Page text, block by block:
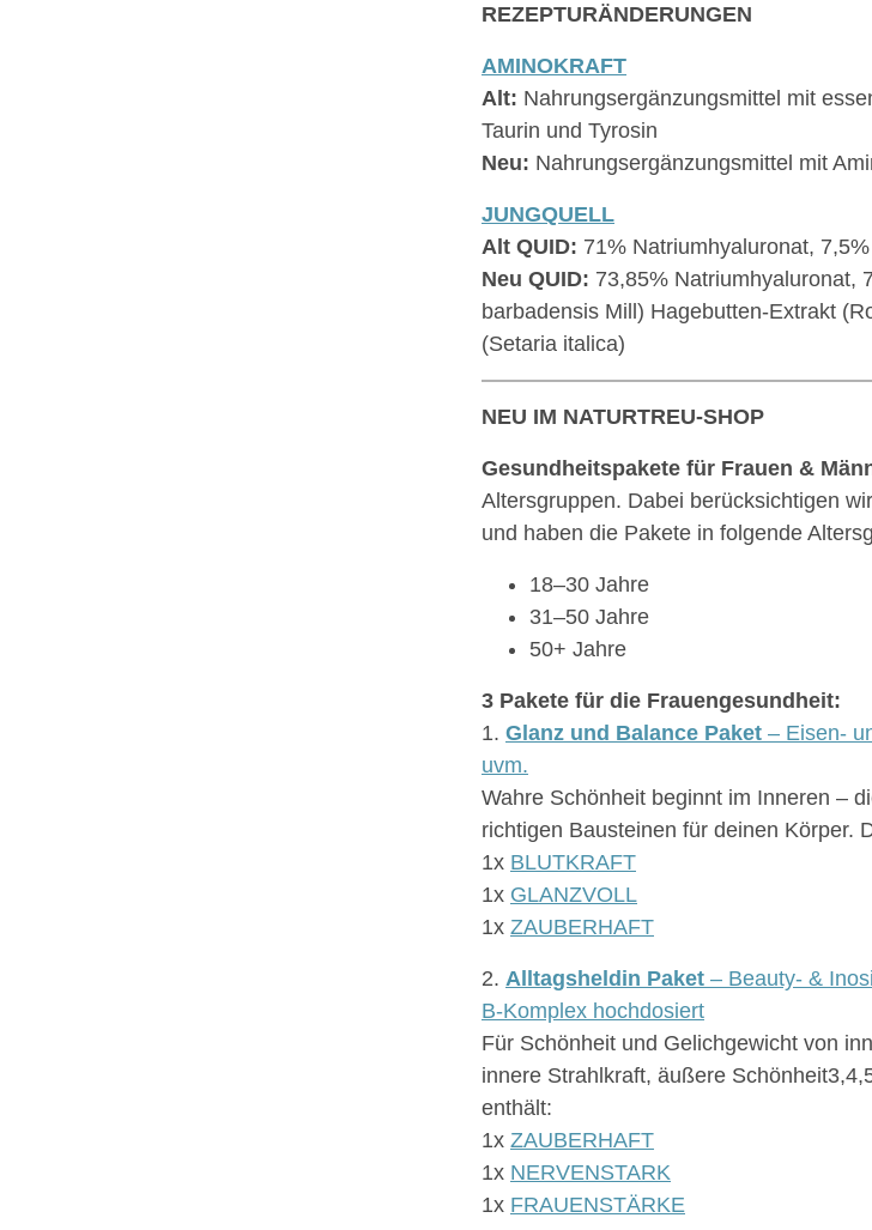
REZEPTURÄNDERUNGEN
AMINOKRAFT
Alt: Nahrungsergänzungsmittel mit
Taurin und Tyrosin
Neu: Nahrungsergänzungsmittel mit
JUNGQUELL
Alt QUID: 71% Natriumhyaluronat,
Neu QUID: 73,85% Natriumhyaluronat,
barbadensis Mill) Hagebutten-Extrakt
(Setaria italica)
NEU IM NATURTREU-SHOP
Gesundheitspakete für Frauen &
Altersgruppen. Dabei berücksichtigen
und haben die Pakete in folgende
18–30 Jahre
31–50 Jahre
50+ Jahre
3 Pakete für die Frauengesundheit:
1. Glanz und Balance Paket – Eisen-
uvm.
Wahre Schönheit beginnt im Inneren –
richtigen Bausteinen für deinen Körper.
1x BLUTKRAFT
1x GLANZVOLL
1x ZAUBERHAFT
2. Alltagsheldin Paket – Beauty- &
B-Komplex hochdosiert
Für Schönheit und Gelichgewicht von
innere Strahlkraft, äußere
enthält:
1x ZAUBERHAFT
1x NERVENSTARK
1x FRAUENSTÄRKE